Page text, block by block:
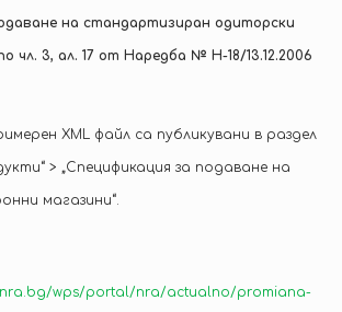
на стандартизиран одиторски
чл. 3, ал. 17 от Наредба № Н-18/13.12.2006
XML файл са публикувани в раздел
> „Спецификация за подаване на
магазини“.
wps/portal/nra/actualno/promiana-